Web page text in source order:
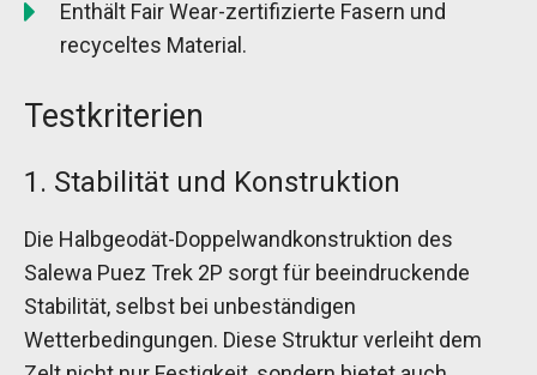
Enthält Fair Wear-zertifizierte Fasern und
recyceltes Material.
Testkriterien
1. Stabilität und Konstruktion
Die Halbgeodät-Doppelwandkonstruktion des
Salewa Puez Trek 2P sorgt für beeindruckende
Stabilität, selbst bei unbeständigen
Wetterbedingungen. Diese Struktur verleiht dem